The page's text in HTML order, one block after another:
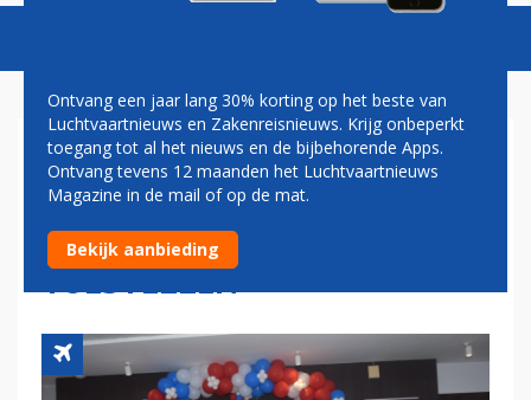
DELTA VERSTEVIGT POSITIE
IN NIGERIA MET NIEUWE
LOUNGE EN INZET NIEUWSTE
TOESTELLEN
Ontvang een jaar lang 30% korting op het beste van
Luchtvaartnieuws en Zakenreisnieuws. Krijg onbeperkt
toegang tot al het nieuws en de bijbehorende Apps.
Ontvang tevens 12 maanden het Luchtvaartnieuws
Magazine in de mail of op de mat.
Bekijk aanbieding